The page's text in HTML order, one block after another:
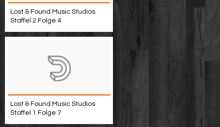
Lost & Found Music Studios
Staffel 2 Folge 4
Lost & Found Music Studios
Staffel 1 Folge 7